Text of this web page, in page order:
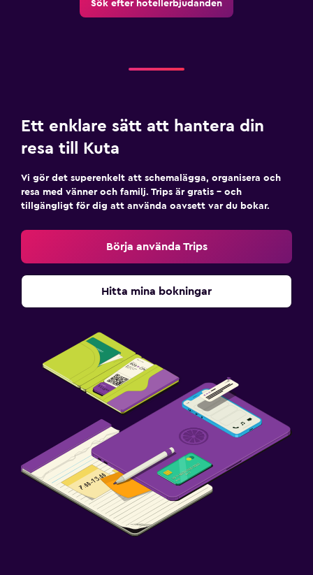
Sök efter hotellerbjudanden
Ett enklare sätt att hantera din
resa till Kuta
Vi gör det superenkelt att schemalägga, organisera och
resa med vänner och familj. Trips är gratis – och
tillgängligt för dig att använda oavsett var du bokar.
Börja använda Trips
Hitta mina bokningar